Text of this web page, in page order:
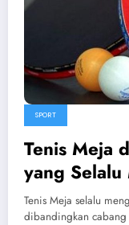
SPORT
Tenis Meja
yang Selalu
Pecinta
Tenis Meja selalu
dibandingkan